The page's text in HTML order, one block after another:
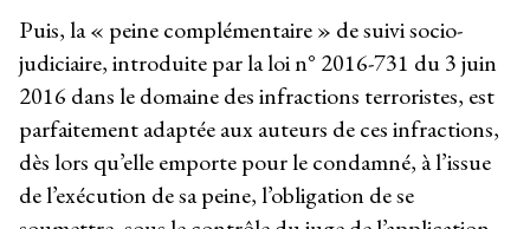
Puis, la « peine complémentaire » de suivi socio-
judiciaire, introduite par la loi n° 2016-731 du 3 juin
2016 dans le domaine des infractions terroristes, est
parfaitement adaptée aux auteurs de ces infractions,
dès lors qu’elle emporte pour le condamné, à l’issue
de l’exécution de sa peine, l’obligation de se